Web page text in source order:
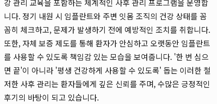
니다. 정기 내원 시 임플란트와 주변 잇몸 조직의 건강 상태를 꼼
꼼히 체크하고, 문제가 발생하기 전에 예방적인 조치를 취합니다.
또한, 자체 보증 제도를 통해 환자가 안심하고 오랫동안 임플란트
를 사용할 수 있도록 책임감 있는 모습을 보여줍니다. '한 번 심으
면 끝'이 아니라 '평생 건강하게 사용할 수 있도록' 돕는 이러한 철
저한 사후 관리는 환자들에게 깊은 신뢰를 주며, 수많은 긍정적인
후기의 바탕이 되고 있습니다.